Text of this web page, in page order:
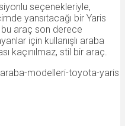
seçenekleriyle,
yansıtacağı bir Yaris
bu araç son derece
için kullanışlı araba
kaçınılmaz, stil bir araç.